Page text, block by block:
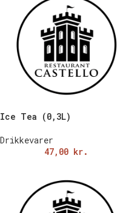
Ice Tea (0,3L)
Drikkevarer
47,00 kr.